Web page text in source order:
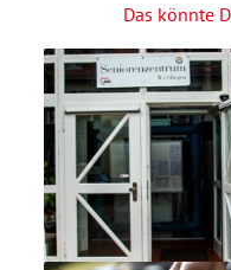
Das könnte